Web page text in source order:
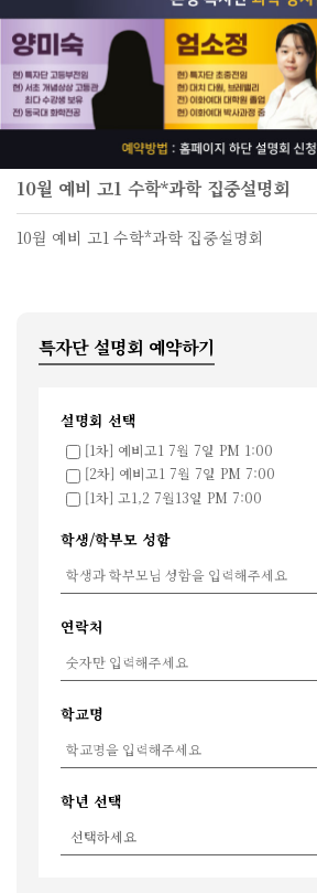
10월 예비 고1 수학*과학 집중설명회
10월 예비 고1 수학*과학 집중설명회
특자단 설명회 예약하기
설명회 선택
[1차] 예비고1 7월 7일 PM 1:00
[2차] 예비고1 7월 7일 PM 7:00
[1차] 고1,2 7월13일 PM 7:00
학생/학부모 성함
연락처
학교명
학년 선택